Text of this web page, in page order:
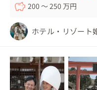
200 〜 250 万円
ホテル・リゾート